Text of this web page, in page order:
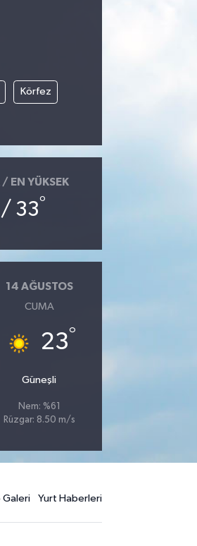
Körfez
/ EN YÜKSEK
/ 33°
14 AĞUSTOS
CUMA
23°
Güneşli
Nem: %61
Rüzgar: 8.50 m/s
Galeri Yurt Haberleri